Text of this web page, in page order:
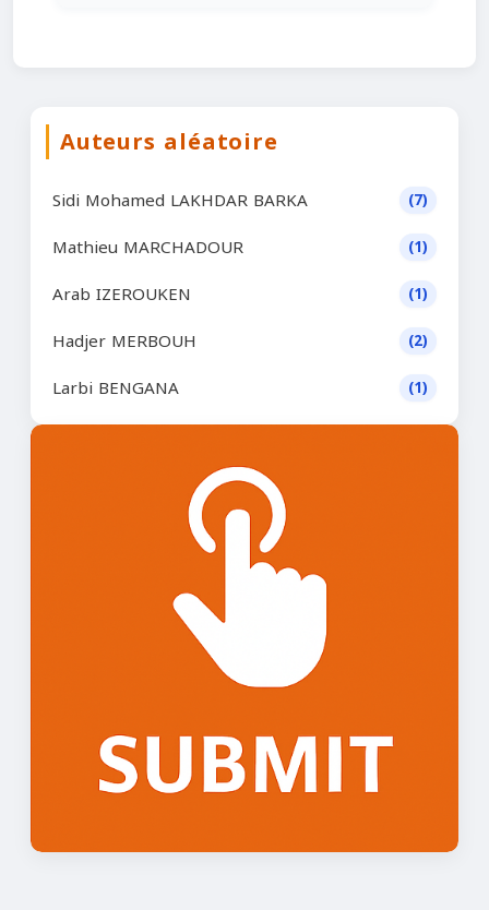
Auteurs aléatoire
Sidi Mohamed LAKHDAR BARKA (7)
Mathieu MARCHADOUR (1)
Arab IZEROUKEN (1)
Hadjer MERBOUH (2)
Larbi BENGANA (1)